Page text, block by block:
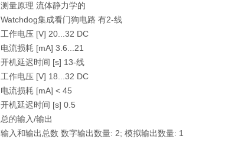
测量原理 流体静力学的
Watchdog集成看门狗电路 有2-线
工作电压 [V] 20...32 DC
电流损耗 [mA] 3.6...21
开机延迟时间 [s] 13-线
工作电压 [V] 18...32 DC
电流损耗 [mA] < 45
开机延迟时间 [s] 0.5
总的输入/输出
输入和输出总数 数字输出数量: 2; 模拟输出数量: 1